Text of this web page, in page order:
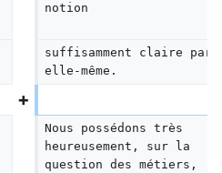
notion
suffisamment claire par
elle-même.
Nous possédons très
heureusement, sur la
question des métiers,